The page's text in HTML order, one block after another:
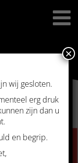
17 inch zwart
MAK
wij gesloten.
erg druk
zijn dan u
en begrip.
×